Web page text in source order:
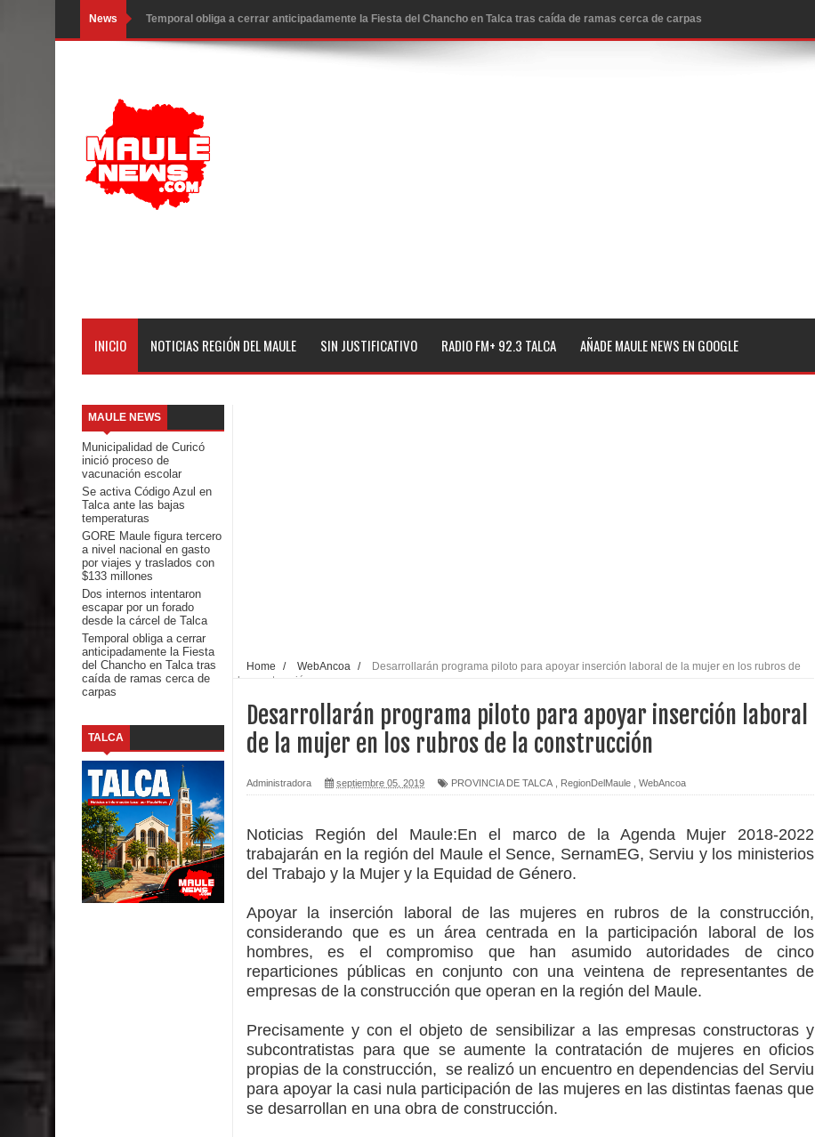
News Miles llegan a la Plaza de Armas de Talca en el inicio de la Fiesta del Chancho 2026
Torneo de Asadores reúne a 13 equipos en la Fiesta del Chancho 2026 en Talca
Matrimonios Linarenses Celebraron Bodas de Oro
Departamento Comunal de Salud de Curicó desarrollará jornada de vacunación contra la Influenza y otros
virus respiratorios
comunidades escolares
Alta positividad en influenza hace que expertos reiteren llamado a vacunarse
Seremi de Desarrollo Social y Familia mantiene despliegue para apoyar a niños y adolescentes durante la
emergencia.
Del anime al K-pop: especialistas U. de Chile analizan el creciente interés por las culturas japonesa y coreana
Renuncia del seremi Minvu en el Maule golpea al Gobierno en medio de denuncias por viviendas sociales en
Talca
Diputado Jorge Guzmán rechaza proyecto de interconexión eléctrica en la alta cordillera del Maule por su
impacto ambiental
Municipalidad de Curicó apuesta a la innovación en tecnología educativa con nuevas pantallas interactivas del
Colegio El Boldo
Municipalidad de Curicó inició proceso de vacunación escolar
Se activa Código Azul en Talca ante las bajas temperaturas
GORE Maule figura tercero a nivel nacional en gasto por viajes y traslados con $133 millones
Dos internos intentaron escapar por un forado desde la cárcel de Talca
Temporal obliga a cerrar anticipadamente la Fiesta del Chancho en Talca tras caída de ramas cerca de carpas
INICIO NOTICIAS REGIÓN DEL MAULE SIN JUSTIFICATIVO RADIO FM+ 92.3 TALCA AÑADE MAULE NEWS EN GOOGLE
MAULE NEWS
Municipalidad de Curicó
inició proceso de
vacunación escolar
Se activa Código Azul en
Talca ante las bajas
temperaturas
GORE Maule figura tercero
a nivel nacional en gasto
por viajes y traslados con
$133 millones
Dos internos intentaron
escapar por un forado
desde la cárcel de Talca
Temporal obliga a cerrar
anticipadamente la Fiesta
del Chancho en Talca tras
caída de ramas cerca de
carpas
TALCA
Home / WebAncoa /
Desarrollarán programa piloto para apoyar inserción laboral de la mujer en los rubros de
la construcción
Desarrollarán programa piloto para apoyar inserción laboral
de la mujer en los rubros de la construcción
Administradora septiembre 05, 2019 PROVINCIA DE TALCA RegionDelMaule WebAncoa
Noticias Región del Maule:En el marco de la Agenda Mujer 2018-2022
trabajarán en la región del Maule el Sence, SernamEG, Serviu y los ministerios
del Trabajo y la Mujer y la Equidad de Género.
Apoyar la inserción laboral de las mujeres en rubros de la construcción,
considerando que es un área centrada en la participación laboral de los
hombres, es el compromiso que han asumido autoridades de cinco
reparticiones públicas en conjunto con una veintena de representantes de
empresas de la construcción que operan en la región del Maule.
Precisamente y con el objeto de sensibilizar a las empresas constructoras y
subcontratistas para que se aumente la contratación de mujeres en oficios
propias de la construcción, se realizó un encuentro en dependencias del Serviu
para apoyar la casi nula participación de las mujeres en las distintas faenas que
se desarrollan en una obra de construcción.